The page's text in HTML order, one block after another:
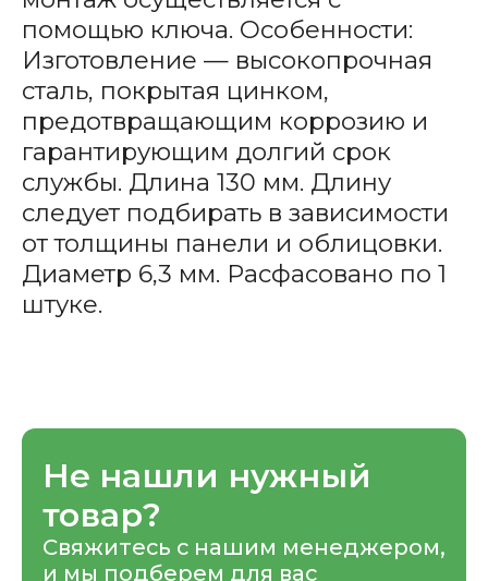
помощью ключа. Особенности:
Изготовление — высокопрочная
сталь, покрытая цинком,
предотвращающим коррозию и
гарантирующим долгий срок
службы. Длина 130 мм. Длину
следует подбирать в зависимости
от толщины панели и облицовки.
Диаметр 6,3 мм. Расфасовано по 1
штуке.
Не нашли нужный
товар?
Свяжитесь с нашим менеджером,
и мы подберем для вас